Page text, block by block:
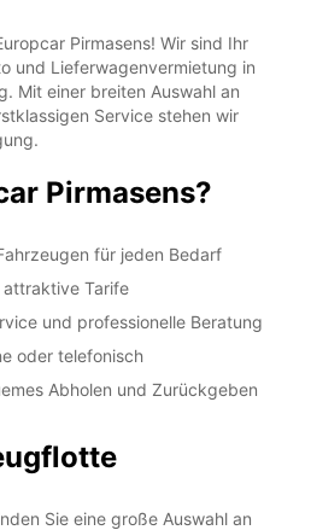
Pirmasens! Wir sind Ihr
und Lieferwagenvermietung in
Mit einer breiten Auswahl an
Service stehen wir
Pirmasens?
für jeden Bedarf
Tarife
und professionelle Beratung
oder telefonisch
Abholen und Zurückgeben
Sie eine große Auswahl an